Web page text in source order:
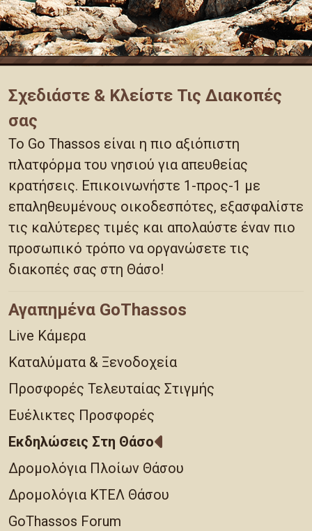
Σχεδιάστε & Κλείστε Τις Διακοπές
σας
Το Go Thassos είναι η πιο αξιόπιστη
πλατφόρμα του νησιού για απευθείας
κρατήσεις. Επικοινωνήστε 1-προς-1 με
επαληθευμένους οικοδεσπότες, εξασφαλίστε
τις καλύτερες τιμές και απολαύστε έναν πιο
προσωπικό τρόπο να οργανώσετε τις
διακοπές σας στη Θάσο!
Αγαπημένα GoThassos
Live Κάμερα
Καταλύματα & Ξενοδοχεία
Προσφορές Τελευταίας Στιγμής
Ευέλικτες Προσφορές
Εκδηλώσεις Στη Θάσο
Δρομολόγια Πλοίων Θάσου
Δρομολόγια ΚΤΕΛ Θάσου
GoThassos Forum